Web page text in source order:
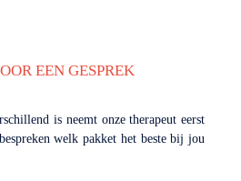
EEN GESPREK
is neemt onze therapeut eerst
welk pakket het beste bij jou